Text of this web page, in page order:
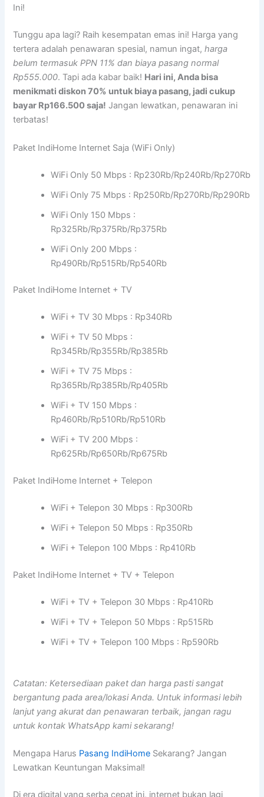
Ini!
Tunggu apa lagi? Raih kesempatan emas ini! Harga yang
tertera adalah penawaran spesial, namun ingat,harga
belum termasuk PPN 11% dan biaya pasang normal
Rp555.000. Tapi ada kabar baik! Hari ini, Anda bisa
menikmati diskon 70% untuk biaya pasang, jadi cukup
bayar Rp166.500 saja! Jangan lewatkan, penawaran ini
terbatas!
Paket IndiHome Internet Saja (WiFi Only)
WiFi Only 50 Mbps : Rp230Rb/Rp240Rb/Rp270Rb
WiFi Only 75 Mbps : Rp250Rb/Rp270Rb/Rp290Rb
WiFi Only 150 Mbps :
Rp325Rb/Rp375Rb/Rp375Rb
WiFi Only 200 Mbps :
Rp490Rb/Rp515Rb/Rp540Rb
Paket IndiHome Internet + TV
WiFi + TV 30 Mbps : Rp340Rb
WiFi + TV 50 Mbps :
Rp345Rb/Rp355Rb/Rp385Rb
WiFi + TV 75 Mbps :
Rp365Rb/Rp385Rb/Rp405Rb
WiFi + TV 150 Mbps :
Rp460Rb/Rp510Rb/Rp510Rb
WiFi + TV 200 Mbps :
Rp625Rb/Rp650Rb/Rp675Rb
Paket IndiHome Internet + Telepon
WiFi + Telepon 30 Mbps : Rp300Rb
WiFi + Telepon 50 Mbps : Rp350Rb
WiFi + Telepon 100 Mbps : Rp410Rb
Paket IndiHome Internet + TV + Telepon
WiFi + TV + Telepon 30 Mbps : Rp410Rb
WiFi + TV + Telepon 50 Mbps : Rp515Rb
WiFi + TV + Telepon 100 Mbps : Rp590Rb
Catatan: Ketersediaan paket dan harga pasti sangat
bergantung pada area/lokasi Anda. Untuk informasi lebih
lanjut yang akurat dan penawaran terbaik, jangan ragu
untuk kontak WhatsApp kami sekarang!
Mengapa Harus Pasang IndiHome Sekarang? Jangan
Lewatkan Keuntungan Maksimal!
Di era digital yang serba cepat ini, internet bukan lagi